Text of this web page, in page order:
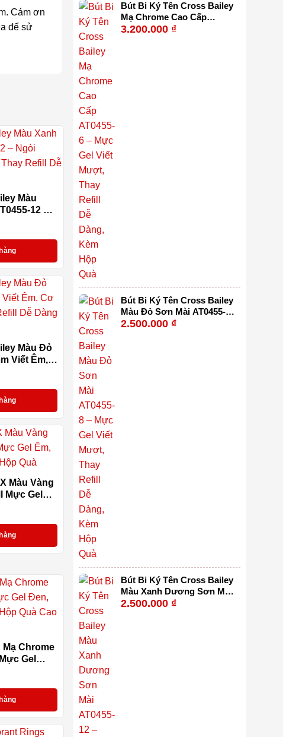
Cám ơn
để sử
Màu
12 –
Mượt,
Hộp Quà
Màu Đỏ
Viết Êm,
Refill
Màu Vàng
Mực Gel
Kèm Hộp
Chrome
Gel
Kèm Hộp
Bút Bi Ký Tên Cross Bailey
Mạ Chrome Cao Cấp
AT0455-6 – Mực Gel Viết
3.200.000 ₫
Bút Bi Ký Tên Cross Bailey
Màu Đỏ Sơn Mài AT0455-8
– Mực Gel Viết Mượt, Thay
2.500.000 ₫
Bút Bi Ký Tên Cross Bailey
Màu Xanh Dương Sơn Mài
AT0455-12 – Ngòi Medium
2.500.000 ₫